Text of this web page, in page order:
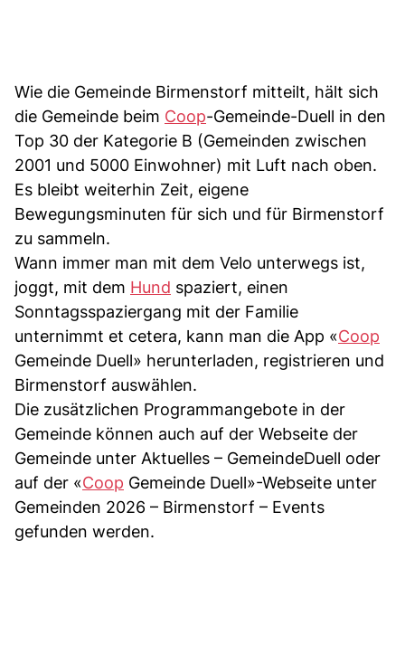
Wie die Gemeinde Birmenstorf mitteilt, hält sich
die Gemeinde beim Coop-Gemeinde-Duell in den
Top 30 der Kategorie B (Gemeinden zwischen
2001 und 5000 Einwohner) mit Luft nach oben.
Es bleibt weiterhin Zeit, eigene
Bewegungsminuten für sich und für Birmenstorf
zu sammeln.
Wann immer man mit dem Velo unterwegs ist,
joggt, mit dem Hund spaziert, einen
Sonntagsspaziergang mit der Familie
unternimmt et cetera, kann man die App «Coop
Gemeinde Duell» herunterladen, registrieren und
Birmenstorf auswählen.
Die zusätzlichen Programman­gebote in der
Gemeinde können auch auf der Webseite der
Gemeinde unter Aktuelles – GemeindeDuell oder
auf der «Coop Gemeinde Duell»-Webseite unter
Gemeinden 2026 – Birmenstorf – Events
gefunden werden.